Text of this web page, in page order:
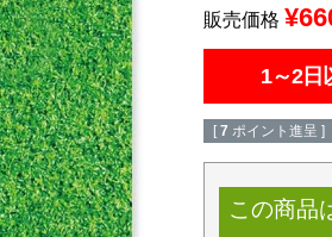
販売価格 ¥
1～2日
[ 7 ポイント進呈 ]
この商品